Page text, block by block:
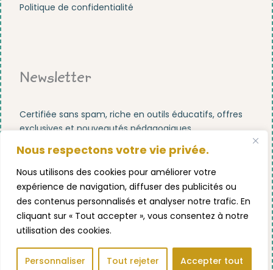
Nous respectons votre vie privée.
Nous utilisons des cookies pour améliorer votre
expérience de navigation, diffuser des publicités ou
des contenus personnalisés et analyser notre trafic. En
cliquant sur « Tout accepter », vous consentez à notre
utilisation des cookies.
Personnaliser Tout rejeter Accepter tout
Politique de confidentialité
Newsletter
Certifiée sans spam, riche en outils éducatifs, offres
exclusives et nouveautés pédagogiques.
S'abonner maintenant !
POINTU ® MONTESSORI ! FACEBOOK